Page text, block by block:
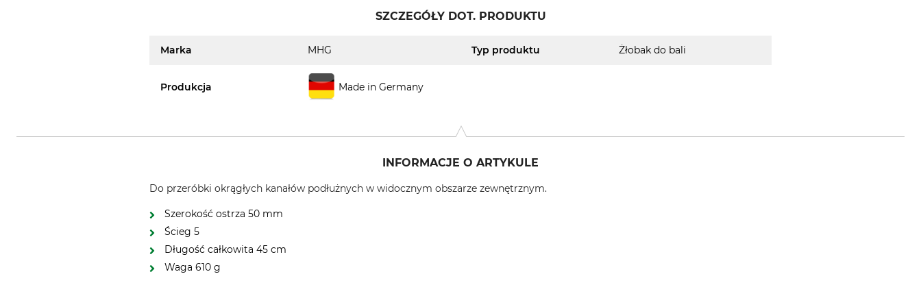
SZCZEGÓŁY DOT. PRODUKTU
Marka MHG Typ produktu Żłobak do bali
Produkcja Made in Germany
INFORMACJE O ARTYKULE
Do przeróbki okrągłych kanałów podłużnych w widocznym obszarze zewnętrznym.
Szerokość ostrza 50 mm
Ścieg 5
Długość całkowita 45 cm
Waga 610 g